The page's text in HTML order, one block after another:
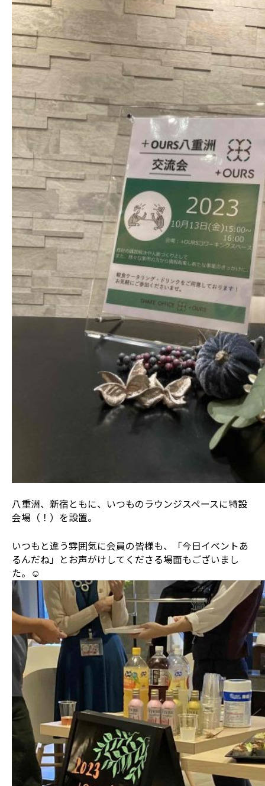
八重洲、新宿ともに、いつものラウンジスペースに特設
会場（！）を設置。
いつもと違う雰囲気に会員の皆様も、「今日イベントあ
るんだね」とお声がけしてくださる場面もございまし
た。☺